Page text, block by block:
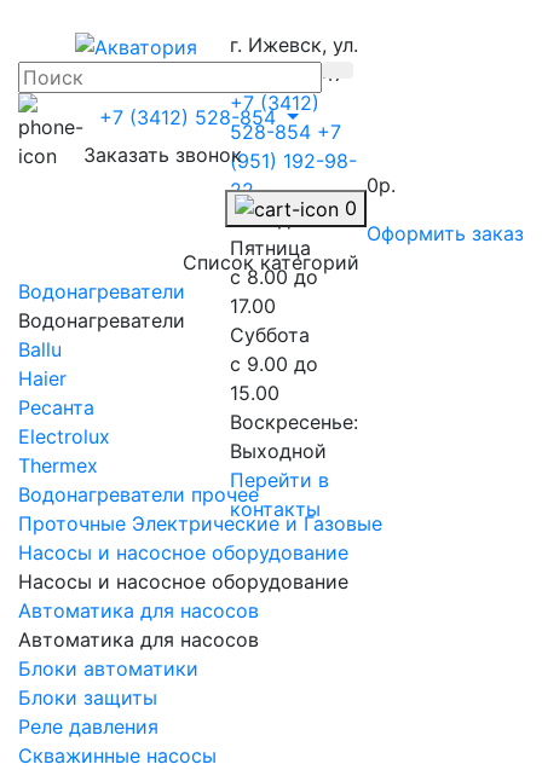
г. Ижевск, ул.
Телегина 47
+7 (3412)
528-854 +7
(951) 192-98-
22
Понедельник-
Пятница
с 8.00 до
17.00
Суббота
с 9.00 до
15.00
Воскресенье:
Выходной
Перейти в
контакты
+7 (3412) 528-854
Заказать звонок
0
0р.
Оформить заказ
Список категорий
Водонагреватели
Водонагреватели
Ballu
Haier
Ресанта
Electrolux
Thermex
Водонагреватели прочее
Проточные Электрические и Газовые
Насосы и насосное оборудование
Насосы и насосное оборудование
Автоматика для насосов
Автоматика для насосов
Блоки автоматики
Блоки защиты
Реле давления
Скважинные насосы